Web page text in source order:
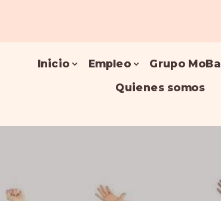
Inicio Empleo Grupo MoBa
Quienes somos